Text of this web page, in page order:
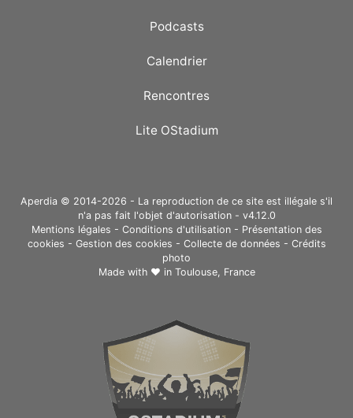
Podcasts
Calendrier
Rencontres
Lite OStadium
Aperdia © 2014-2026 - La reproduction de ce site est illégale s'il
n'a pas fait l'objet d'autorisation - v4.12.0
Mentions légales - Conditions d'utilisation- Présentation des
cookies - Gestion des cookies - Collecte de données - Crédits
photo
Made with ❤ in Toulouse, France